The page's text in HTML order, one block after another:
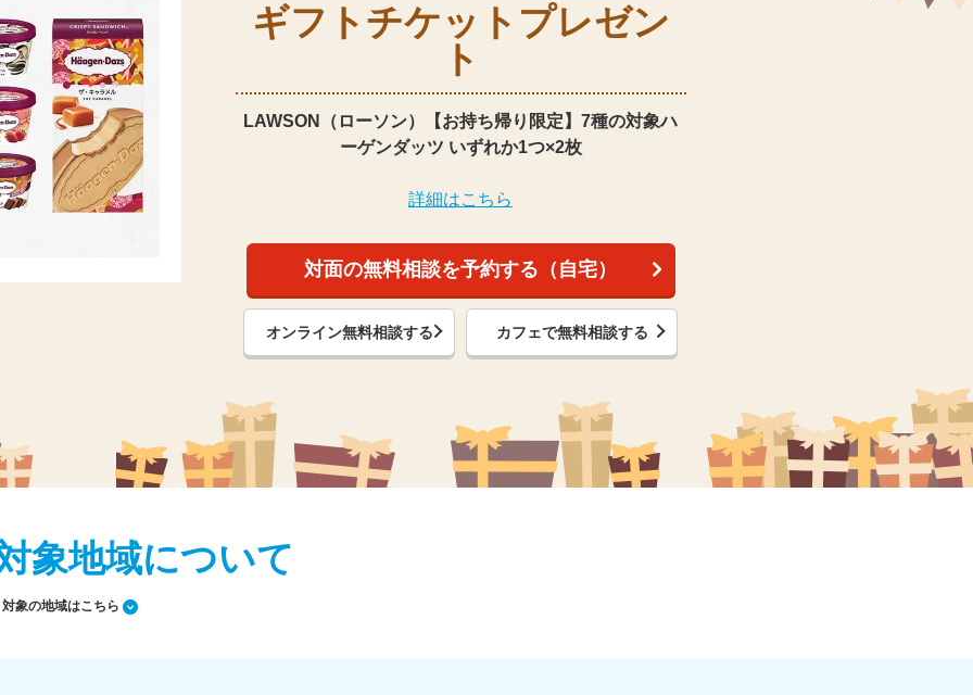
ギフトチケット プレゼン
ト
LAWSON（ローソン）【お持ち帰り限定】 7種の対象ハ
ーゲンダッツ いずれか1つ×2枚
詳細はこちら
対面の無料相談を予約する（自宅）
オンライン無料相談する カフェで無料相談する
象地域について
対象の地域はこちら